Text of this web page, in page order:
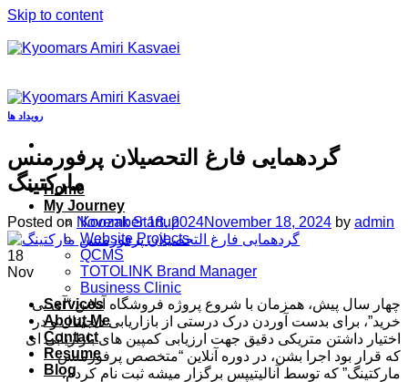
Skip to content
Home
My Journey
Koozak Startup
Website Projects
QCMS
TOTOLINK Brand Manager
Business Clinic
Services
About Me
Contact
Resume
Blog
رویداد ها
گردهمایی فارغ التحصیلان پرفورمنس
مارکتینگ
Posted on November 18, 2024November 18, 2024 by admin
18
Nov
چهار سال پیش، همزمان با شروع پروژه فروشگاه آنلاین “آی تی
خرید”، برای بدست آوردن درک درستی از بازاریابی دیجیتال و در
اختیار داشتن متریکی دقیق جهت ارزیابی کمپین های بازاریابی ای
که قرار بود اجرا بشن، در دوره آنلاین “متخصص پرفورمنس
مارکتینگ” که توسط آنالیتیپس برگزار میشه ثبت نام کردم.